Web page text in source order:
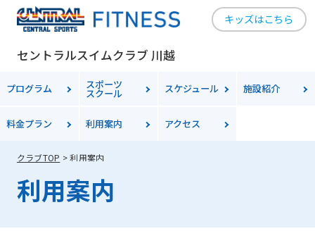
キッズはこちら
セントラルスイムクラブ 川越
プログラム スポーツ
スクール スケジュール 施設紹介
料金プラン 利用案内 アクセス
クラブTOP 利用案内
利用案内